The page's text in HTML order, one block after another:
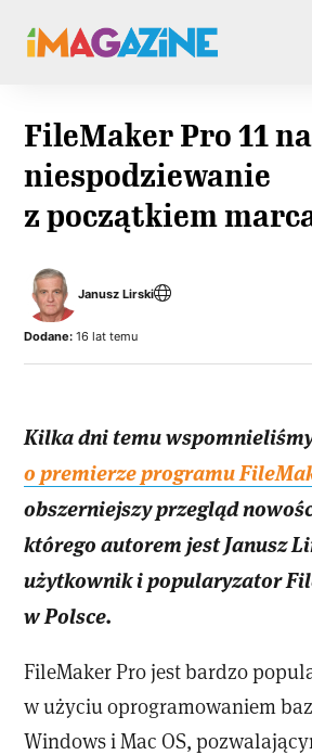
FileMaker Pro 11
niespodziewanie
z początkiem
Janusz Lirski
Dodane: 16 lat temu
Kilka dni temu
o premierze programu
obszerniejszy przegląd
którego autorem jest Janusz
użytkownik i popularyzator
w Polsce.
FileMaker Pro jest bardzo
w użyciu oprogramowaniem
Windows i Mac OS,